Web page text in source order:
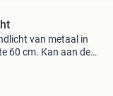
van metaal in
60 cm. Kan aan de